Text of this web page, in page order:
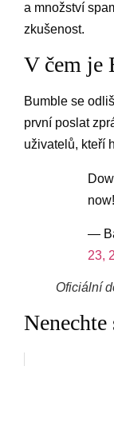
a množství
zkušenost.
V čem je
Bumble se
první poslat
uživatelů, kteří
now!
—
23,
Oficiální